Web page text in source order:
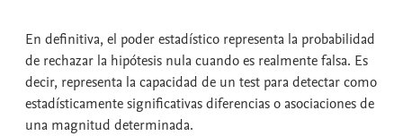
En definitiva, el poder estadístico representa la probabilidad
de rechazar la hipótesis nula cuando es realmente falsa. Es
decir, representa la capacidad de un test para detectar como
estadísticamente significativas diferencias o asociaciones de
una magnitud determinada.